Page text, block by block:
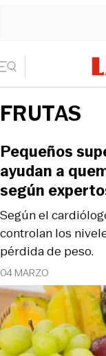
FRUTAS
04 MARZO
Según el
controlan los
pérdida de peso.
Pequeños
ayudan a
según